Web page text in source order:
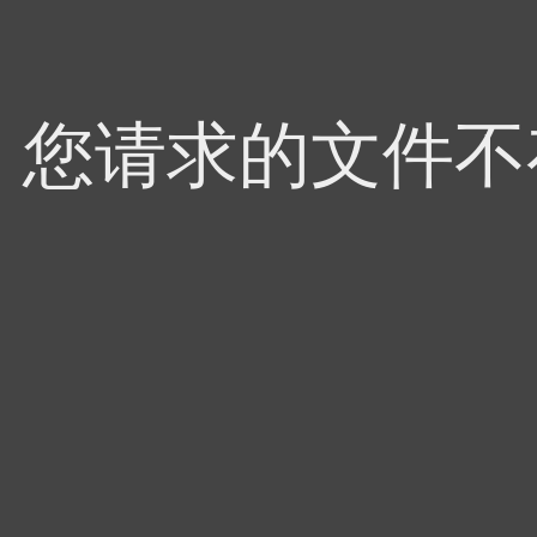
您请求的文件